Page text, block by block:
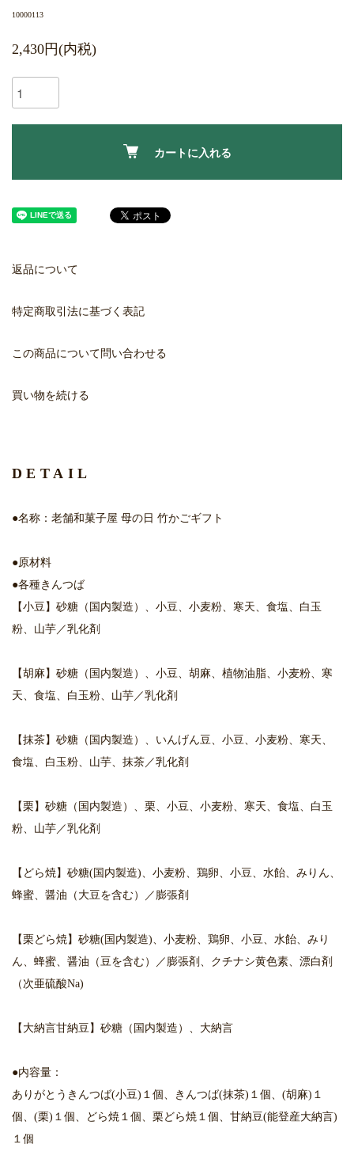
10000113
2,430円(内税)
カートに入れる
返品について
特定商取引法に基づく表記
この商品について問い合わせる
買い物を続ける
DETAIL
●名称：老舗和菓子屋 母の日 竹かごギフト
●原材料
●各種きんつば
【小豆】砂糖（国内製造）、小豆、小麦粉、寒天、食塩、白玉
粉、山芋／乳化剤
【胡麻】砂糖（国内製造）、小豆、胡麻、植物油脂、小麦粉、寒
天、食塩、白玉粉、山芋／乳化剤
【抹茶】砂糖（国内製造）、いんげん豆、小豆、小麦粉、寒天、
食塩、白玉粉、山芋、抹茶／乳化剤
【栗】砂糖（国内製造）、栗、小豆、小麦粉、寒天、食塩、白玉
粉、山芋／乳化剤
【どら焼】砂糖(国内製造)、小麦粉、鶏卵、小豆、水飴、みりん、
蜂蜜、醤油（大豆を含む）／膨張剤
【栗どら焼】砂糖(国内製造)、小麦粉、鶏卵、小豆、水飴、みり
ん、蜂蜜、醤油（豆を含む）／膨張剤、クチナシ黄色素、漂白剤
（次亜硫酸Na)
【大納言甘納豆】砂糖（国内製造）、大納言
●内容量：
ありがとうきんつば(小豆)１個、きんつば(抹茶)１個、(胡麻)１
個、(栗)１個、どら焼１個、栗どら焼１個、甘納豆(能登産大納言)
１個